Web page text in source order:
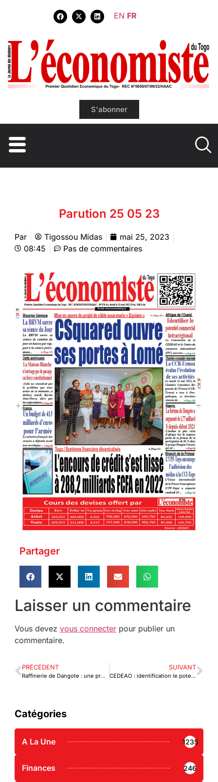
EN FR
S'abonner
Parution 25 05 23
Par Tigossou Midas
mai 25, 2023
08:45
Pas de commentaires
Partager
Laisser un commentaire
Vous devez vous connecter pour publier un
commentaire.
PRÉCÉDENT
Raffinerie de Dangote : une production de 650 000 barils par jour
SUIVANT
CEDEAO : identification le potentiel commercial intrarégional
Catégories
A La Une 1235
Finances 246